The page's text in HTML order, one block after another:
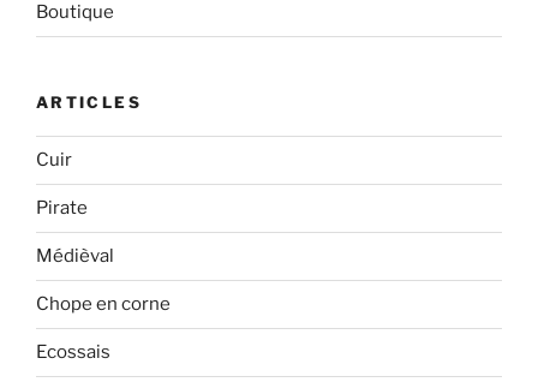
Boutique
ARTICLES
Cuir
Pirate
Médièval
Chope en corne
Ecossais